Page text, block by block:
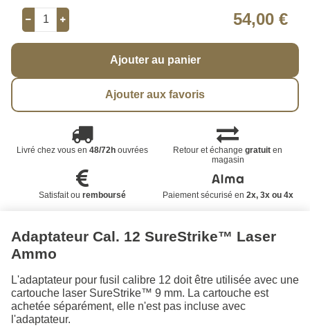
54,00 €
Ajouter au panier
Ajouter aux favoris
Livré chez vous en 48/72houvrées Retour et échangegratuit en
magasin
Satisfait ou remboursé Paiement sécurisé en 2x, 3x ou 4x
Adaptateur Cal. 12 SureStrike™ Laser
Ammo
L'adaptateur pour fusil calibre 12 doit être utilisée avec une
cartouche laser SureStrike™ 9 mm. La cartouche est
achetée séparément, elle n'est pas incluse avec
l'adaptateur.